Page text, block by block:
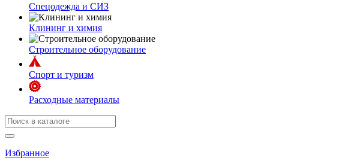
Спецодежда и СИЗ
Клининг и химия
Строительное оборудование
Спорт и туризм
Расходные материалы
Избранное